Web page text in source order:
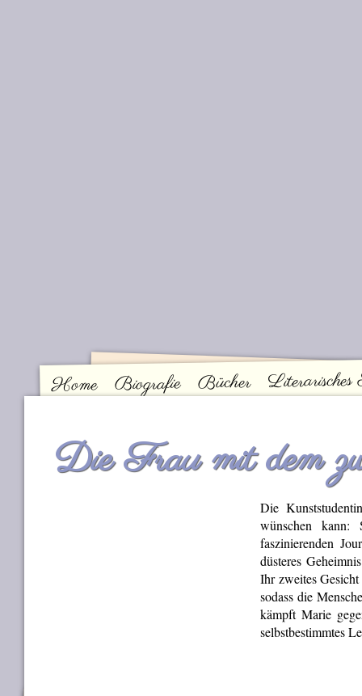
Hauptmenü
Home Biografie Bücher
Die Frau mit dem
Die
wünschen kann:
faszinierenden
düsteres
Ihr zweites
sodass die
kämpft Marie
selbstbestimmtes